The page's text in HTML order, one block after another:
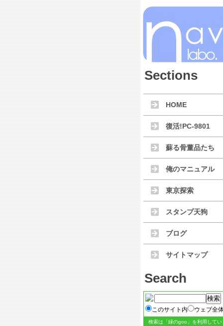
Sections
HOME
復活!PC-9801
蘇る骨董品たち
俺のマニュアル
東京探索
スタンプ天狗
ブログ
サイトマップ
Search
このサイト内 ウェブ全
検索は 「緑のgoo」 を利用してい